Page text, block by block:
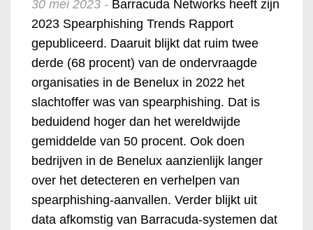
30 mei 2023 - Barracuda Networks heeft zijn
2023 Spearphishing Trends Rapport
gepubliceerd. Daaruit blijkt dat ruim twee
derde (68 procent) van de ondervraagde
organisaties in de Benelux in 2022 het
slachtoffer was van spearphishing. Dat is
beduidend hoger dan het wereldwijde
gemiddelde van 50 procent. Ook doen
bedrijven in de Benelux aanzienlijk langer
over het detecteren en verhelpen van
spearphishing-aanvallen. Verder blijkt uit
data afkomstig van Barracuda-systemen dat